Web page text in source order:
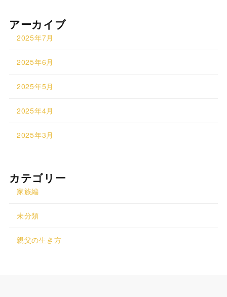
アーカイブ
2025年7月
2025年6月
2025年5月
2025年4月
2025年3月
カテゴリー
家族編
未分類
親父の生き方